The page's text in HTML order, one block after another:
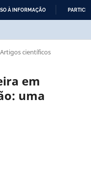
À INFORMAÇÃO
Artigos científicos
em
uma